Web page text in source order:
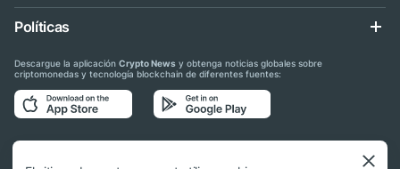
Políticas
Descargue la aplicación Crypto News y obtenga noticias globales sobre
criptomonedas y tecnología blockchain de diferentes fuentes:
Síganos en las redes sociales